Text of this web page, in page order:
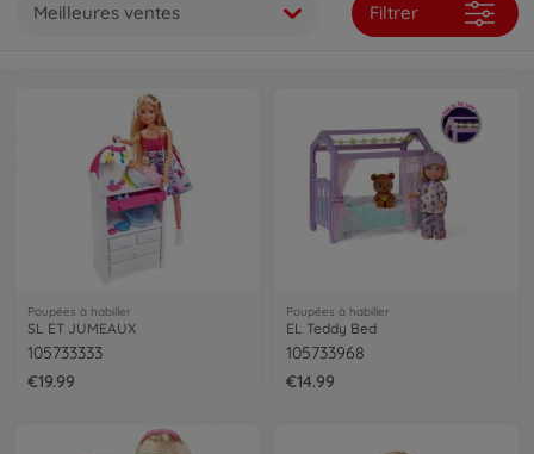
Meilleures ventes Filtrer
Poupées à habiller
SL ET JUMEAUX
105733333
€19.99
Poupées à habiller
EL Teddy Bed
105733968
€14.99